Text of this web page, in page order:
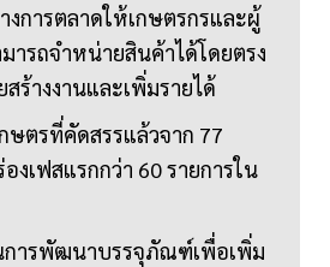
งการตลาดให้เกษตรกรและผู้
ารถจำหน่ายสินค้าได้โดยตรง
ร้างงานและเพิ่มรายได้
ษตรที่คัดสรรแล้วจาก 77
งเฟสแรกกว่า 60 รายการใน
ารพัฒนาบรรจุภัณฑ์เพื่อเพิ่ม